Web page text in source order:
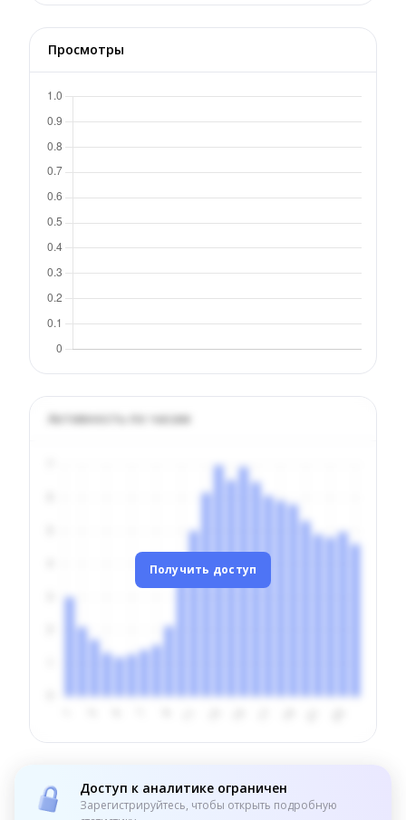
Просмотры
Активность по часам
Получить доступ
Доступ к аналитике ограничен
Зарегистрируйтесь, чтобы открыть подробную